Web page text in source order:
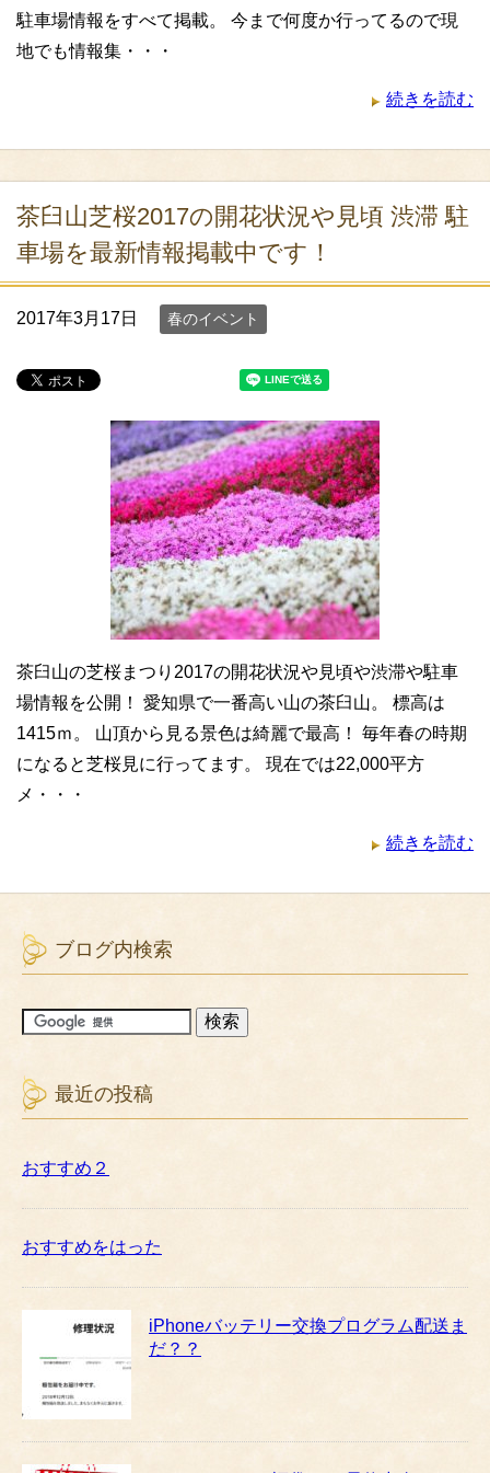
駐車場情報をすべて掲載。 今まで何度か行ってるので現
地でも情報集・・・
続きを読む
茶臼山芝桜2017の開花状況や見頃 渋滞 駐
車場を最新情報掲載中です！
2017年3月17日 春のイベント
茶臼山の芝桜まつり2017の開花状況や見頃や渋滞や駐車
場情報を公開！ 愛知県で一番高い山の茶臼山。 標高は
1415ｍ。 山頂から見る景色は綺麗で最高！ 毎年春の時期
になると芝桜見に行ってます。 現在では22,000平方
メ・・・
続きを読む
ブログ内検索
最近の投稿
おすすめ２
おすすめをはった
iPhoneバッテリー交換プログラム配送ま
だ？？